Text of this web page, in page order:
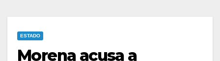
ESTADO
Morena acusa a